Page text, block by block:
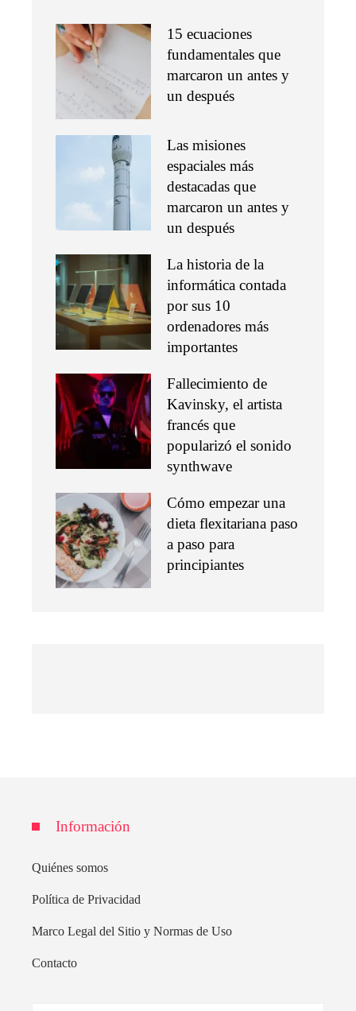
15 ecuaciones
fundamentales que
marcaron un antes y
un después
Las misiones
espaciales más
destacadas que
marcaron un antes y
un después
La historia de la
informática contada
por sus 10
ordenadores más
importantes
Fallecimiento de
Kavinsky, el artista
francés que
popularizó el sonido
synthwave
Cómo empezar una
dieta flexitariana paso
a paso para
principiantes
Información
Quiénes somos
Política de Privacidad
Marco Legal del Sitio y Normas de Uso
Contacto